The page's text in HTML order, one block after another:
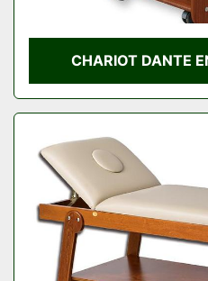
CHARIOT DANTE